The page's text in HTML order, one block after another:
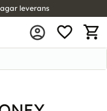
leverans